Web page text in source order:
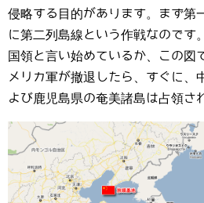
侵略する目的があります。まず第
に第二列島線という作戦なのです
国領と言い始めているか、この図
メリカ軍が撤退したら、すぐに、
よび鹿児島県の奄美諸島は占領さ